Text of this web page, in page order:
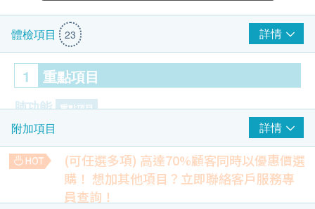
體檢項目 23 詳情
1 重點項目
肺功能 重點項目
胸肺X光
愛滋病 HIV 重點項目
愛滋病病毒P24抗原
附加項目 詳情
(可任選多項) 高達70%顧客同時以優惠價選
購！ 想加其他項目？立即聯絡客戶服務專
員查詢！